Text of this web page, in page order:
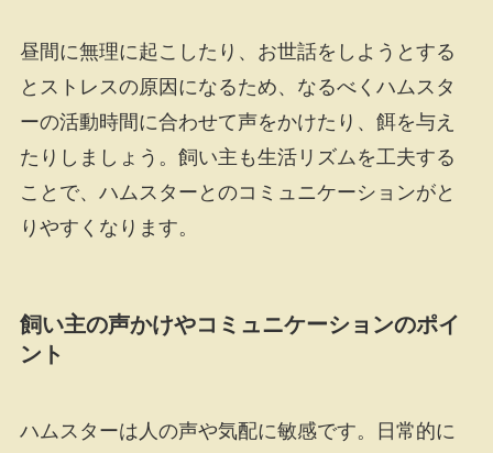
昼間に無理に起こしたり、お世話をしようとする
とストレスの原因になるため、なるべくハムスタ
ーの活動時間に合わせて声をかけたり、餌を与え
たりしましょう。飼い主も生活リズムを工夫する
ことで、ハムスターとのコミュニケーションがと
りやすくなります。
飼い主の声かけやコミュニケーションのポイ
ント
ハムスターは人の声や気配に敏感です。日常的に